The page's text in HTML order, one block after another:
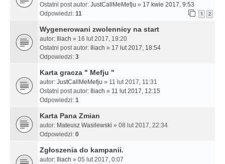
Ostatni post autor: JustCallMeMefju » 17 kwie 2017, 9:53
Odpowiedzi: 11 1 2
Wygenerowani zwolennicy na start
autor: Iliach » 16 lut 2017, 19:20
Ostatni post autor: Iliach » 17 lut 2017, 18:54
Odpowiedzi: 3
Karta gracza " Mefju "
autor: JustCallMeMefju » 11 lut 2017, 11:31
Ostatni post autor: Iliach » 11 lut 2017, 12:15
Odpowiedzi: 1
Karta Pana Zmian
autor: Mateusz Wasilewski » 08 lut 2017, 22:34
Odpowiedzi: 0
Zgłoszenia do kampanii.
autor: Iliach » 05 lut 2017, 0:07